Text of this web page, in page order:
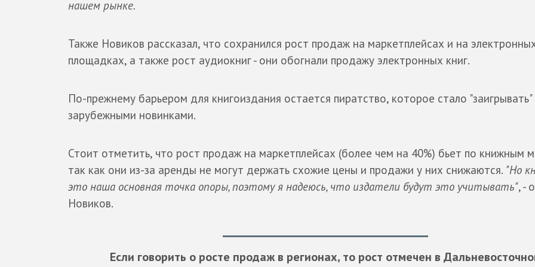
нашем рынке.
Также Новиков рассказал, что сохранился рост продаж на маркетплейсах и на
площадках, а также рост аудиокниг - они обогнали продажу электронных книг.
По-прежнему барьером для книгоиздания остается пиратство, которое стало "заигрывать"
зарубежными новинками.
Стоит отметить, что рост продаж на маркетплейсах (более чем на 40%) бьет по книжным
так как они из-за аренды не могут держать схожие цены и продажи у них снижаются. "Но
это наша основная точка опоры, поэтому я надеюсь, что издатели будут это учитывать", -
Новиков.
Если говорить о росте продаж в регионах, то рост отмечен в